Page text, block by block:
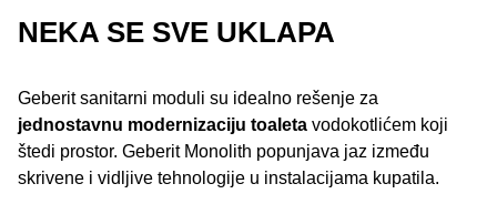
NEKA SE SVE UKLAPA
Geberit sanitarni moduli su idealno rešenje za
jednostavnu modernizaciju toaleta vodokotlićem koji
štedi prostor. Geberit Monolith popunjava jaz između
skrivene i vidljive tehnologije u instalacijama kupatila.